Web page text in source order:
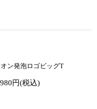
ン発泡ロゴビッグT
円(税込)